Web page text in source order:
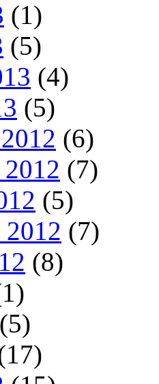
(1)
(5)
(4)
(5)
(6)
(7)
(5)
2012 (7)
(8)
(5)